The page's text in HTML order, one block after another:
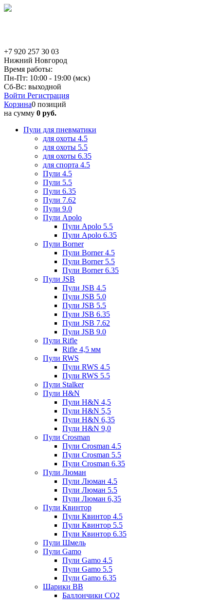
+7 920 257 30 03
Нижний Новгород
Время работы:
Пн-Пт: 10:00 - 19:00 (мск)
Сб-Вс: выходной
Войти Регистрация
Корзина0 позиций
на сумму 0 руб.
Пули для пневматики
для охоты 4.5
для охоты 5.5
для охоты 6.35
для спорта 4.5
Пули 4.5
Пули 5.5
Пули 6.35
Пули 7.62
Пули 9.0
Пули Apolo
Пули Apolo 5.5
Пули Apolo 6.35
Пули Borner
Пули Borner 4.5
Пули Borner 5.5
Пули Borner 6.35
Пули JSB
Пули JSB 4.5
Пули JSB 5.0
Пули JSB 5.5
Пули JSB 6.35
Пули JSB 7.62
Пули JSB 9.0
Пули Rifle
Rifle 4,5 мм
Пули RWS
Пули RWS 4.5
Пули RWS 5.5
Пули Stalker
Пули H&N
Пули H&N 4,5
Пули H&N 5,5
Пули H&N 6,35
Пули H&N 9,0
Пули Crosman
Пули Crosman 4.5
Пули Crosman 5.5
Пули Crosman 6.35
Пули Люман
Пули Люман 4.5
Пули Люман 5.5
Пули Люман 6,35
Пули Квинтор
Пули Квинтор 4.5
Пули Квинтор 5.5
Пули Квинтор 6.35
Пули Шмель
Пули Gamo
Пули Gamo 4.5
Пули Gamo 5.5
Пули Gamo 6.35
Шарики BB
Баллончики CO2